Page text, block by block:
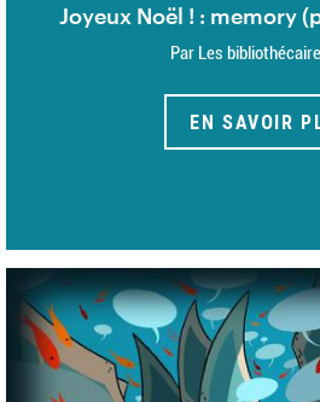
Joyeux Noël ! : memory
Par Les
EN SAVOIR